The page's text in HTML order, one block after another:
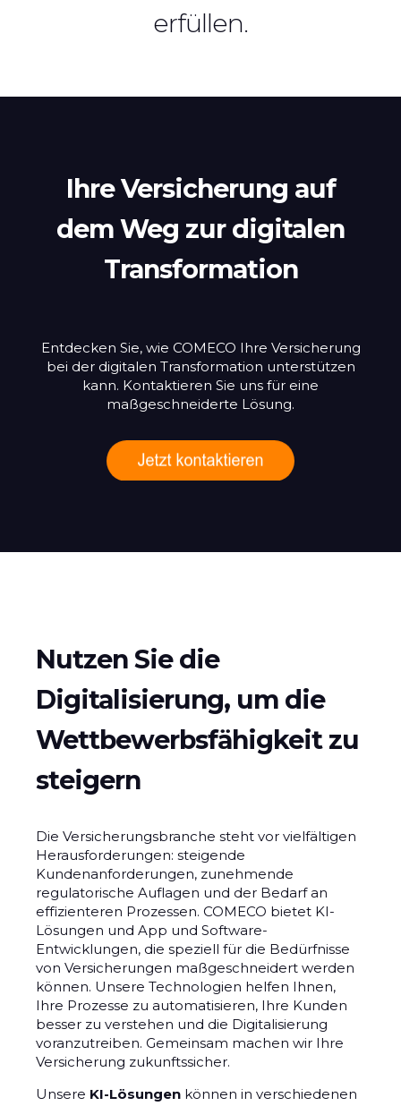
erfüllen.
Ihre Versicherung auf
dem Weg zur digitalen
Transformation
Entdecken Sie, wie COMECO Ihre Versicherung
bei der digitalen Transformation unterstützen
kann. Kontaktieren Sie uns für eine
maßgeschneiderte Lösung.
Nutzen Sie die
Digitalisierung, um die
Wettbewerbsfähigkeit zu
steigern
Die Versicherungsbranche steht vor vielfältigen
Herausforderungen: steigende
Kundenanforderungen, zunehmende
regulatorische Auflagen und der Bedarf an
effizienteren Prozessen. COMECO bietet KI-
Lösungen und App und Software-
Entwicklungen, die speziell für die Bedürfnisse
von Versicherungen maßgeschneidert werden
können. Unsere Technologien helfen Ihnen,
Ihre Prozesse zu automatisieren, Ihre Kunden
besser zu verstehen und die Digitalisierung
voranzutreiben. Gemeinsam machen wir Ihre
Versicherung zukunftssicher.
Unsere KI-Lösungen können in verschiedenen